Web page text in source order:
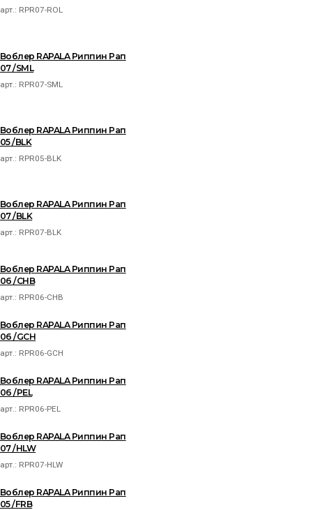
арт.: RPR07-ROL
Воблер RAPALA Риппин Рап
07 /SML
арт.: RPR07-SML
Воблер RAPALA Риппин Рап
05 /BLK
арт.: RPR05-BLK
Воблер RAPALA Риппин Рап
07 /BLK
арт.: RPR07-BLK
Воблер RAPALA Риппин Рап
06 /CHB
арт.: RPR06-CHB
Воблер RAPALA Риппин Рап
06 /GCH
арт.: RPR06-GCH
Воблер RAPALA Риппин Рап
06 /PEL
арт.: RPR06-PEL
Воблер RAPALA Риппин Рап
07 /HLW
арт.: RPR07-HLW
Воблер RAPALA Риппин Рап
05 /FRB